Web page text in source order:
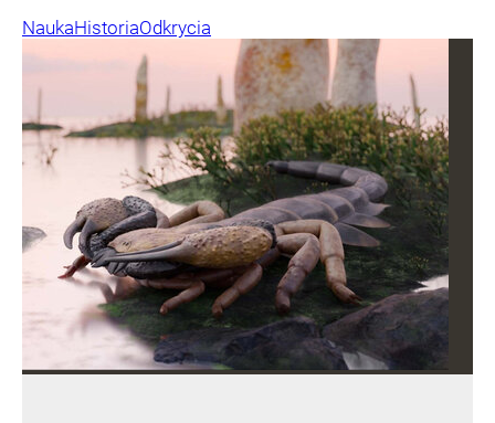
NaukaHistoriaOdkrycia